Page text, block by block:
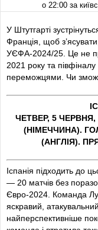
о 22:00 за
Вітаємо,
запрошує Вас
участь Іспанія
Майкл Олівер
Стали відомі
Іспанія: Сімон
— Меріно,
Вільямс.
Запасні:Рая,
У Штутгарті
Франція, щоб
УЄФА-2024/25. Це не
2021 року та
переможцями. Чи
ЧЕТВЕР, 5
(НІМЕЧЧИНА).
(АНГЛІЯ).
Іспанія підходить до
— 20 матчів без
Євро-2024. Команда
яскравий,
найперспективніше